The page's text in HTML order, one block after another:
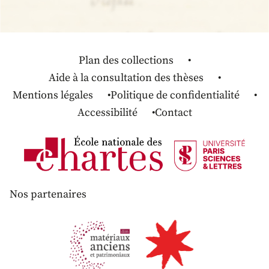
Plan des collections
Aide à la consultation des thèses
Mentions légales
Politique de confidentialité
Accessibilité
Contact
Nos partenaires